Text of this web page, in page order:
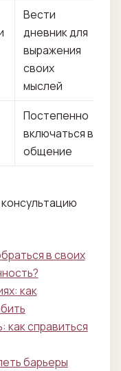
Вести
дневник для
выражения
своих
мыслей
Постепенно
включаться в
общение
в своих
как
как справиться
барьеры